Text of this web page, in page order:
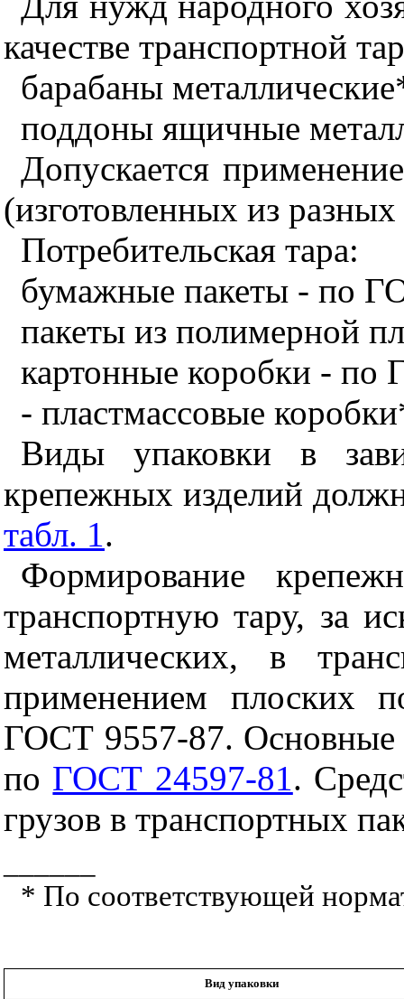
качестве транспортной
барабаны
поддоны ящичные
Допускается
(изготовленных из
Потребительская тара:
бумажные пакеты - по
пакеты из полимерной
картонные коробки -
- пластмассовые
Виды упаковки в
крепежных изделий
табл. 1.
Формирование
транспортную тару, за
металлических, в
применением плоских
ГОСТ 9557-87. Основные
по ГОСТ 24597-81.
грузов в транспортных
* По соответствующей
Вид упаковки